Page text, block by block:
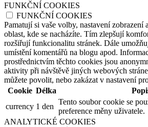
FUNKČNÍ COOKIES
FUNKČNÍ COOKIES
Pamatují si vaše volby, nastavení zobrazení
oblast, kde se nacházíte. Tím zlepšují
rozšiřují funkcionalitu stránek. Dále
umístění komentářů na blogu apod.
prostřednictvím těchto cookies jsou
aktivity při návštěvě jiných webových
můžete povolit, nebo zakázat v nastavení
Cookie Délka
currency 1 den
Tento soubor cookie se
preference měny uživatele.
ANALYTICKÉ COOKIES